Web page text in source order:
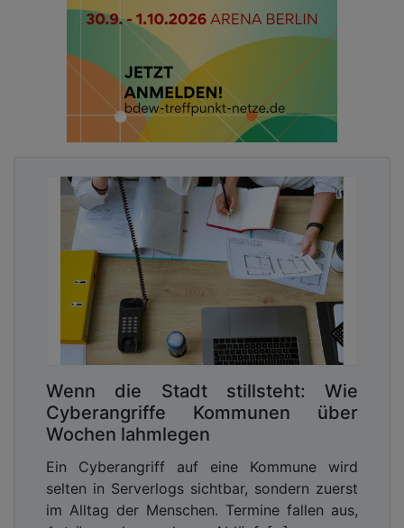
(XDR-Systeme) zum Einsatz.
Abonnieren Sie unseren Newsletter mit
Link zur kostenlosen PDF Ausgabe der
Kommunalwirtschaft!
Mit MXDR raus aus dem Dilemma
In dieser Situation macht der Einsatz einer MXDR-
Lösung Sinn. Dabei deckt die XDR-Komponente
einen wichtigen Aspekt vieler Netzwerke ab: das
Erkennen eines laufenden Angriffsversuches. Zu
unterscheiden sind dabei zwei Lösungsansätze: Ein
selbst verwaltetes System und eines, das von
einem Dienstleister gemanagt wird. Der
entscheidende Unterschied: die langfristigen
Verantwortliche schnell reagieren und Erkenntnisse
aus dem System korrekt umsetzen. Die Kernfrage,
die sie dabei als erstes beantworten müssen,
lautet also:„Können wir dies realistisch mit
vorhandenem Personal umsetzen?“ Für eine 24/7-
Abdeckung wird viel Personal benötigt.
Wenn die Stadt stillsteht: Wie
Cyberangriffe Kommunen über
Wochen lahmlegen
Ein Cyberangriff auf eine Kommune wird
selten in Serverlogs sichtbar, sondern zuerst
im Alltag der Menschen. Termine fallen aus,